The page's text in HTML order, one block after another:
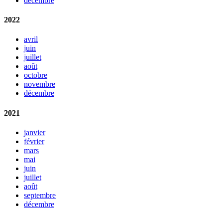
2022
avril
juin
juillet
août
octobre
novembre
décembre
2021
janvier
février
mars
mai
juin
juillet
août
septembre
décembre